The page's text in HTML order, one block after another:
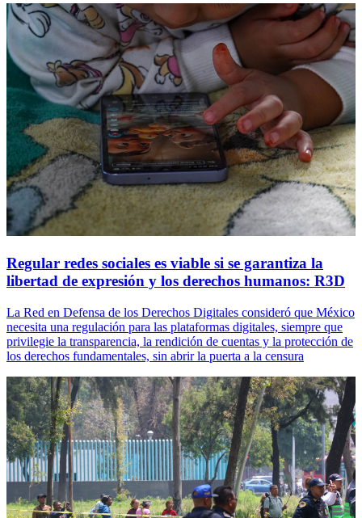
Regular redes sociales es viable si se garantiza la
libertad de expresión y los derechos humanos: R3D
La Red en Defensa de los Derechos Digitales consideró que México
necesita una regulación para las plataformas digitales, siempre que
privilegie la transparencia, la rendición de cuentas y la protección de
los derechos fundamentales, sin abrir la puerta a la censura